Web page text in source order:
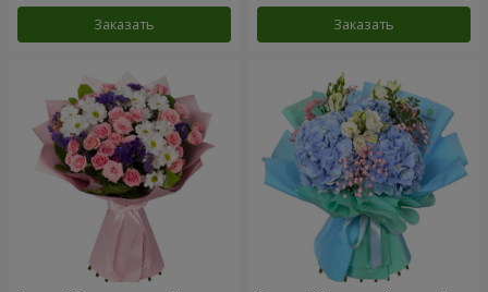
Заказать Заказать